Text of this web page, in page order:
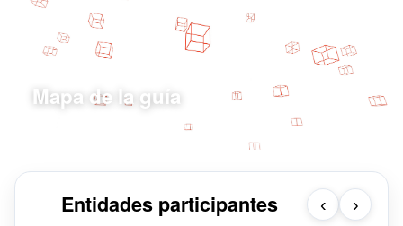
Mapa de la guía
Explorar por capítulo, fase, ámbito y ODS
Entidades participantes ‹ ›